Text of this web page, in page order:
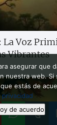
La Voz
Vibrantes
asegurar que
nuestra web. Si
estás de
privacidad
de acuerdo